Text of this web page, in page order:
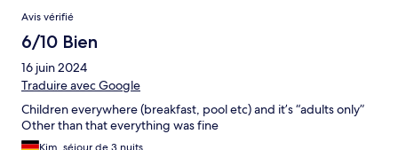
Avis vérifié
6/10 Bien
16 juin 2024
Traduire avec Google
Children everywhere (breakfast, pool etc) and it’s “adults only”
Other than that everything was fine